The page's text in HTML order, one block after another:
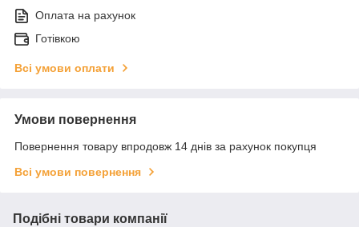
Оплата на рахунок
Готівкою
Всі умови оплати
Умови повернення
Повернення товару впродовж 14 днів за рахунок покупця
Всі умови повернення
Подібні товари компанії